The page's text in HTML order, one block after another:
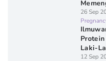
26 Sep
Laki-
12 Sep